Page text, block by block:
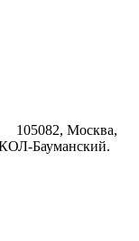
105082, Москва,
Бауманский.